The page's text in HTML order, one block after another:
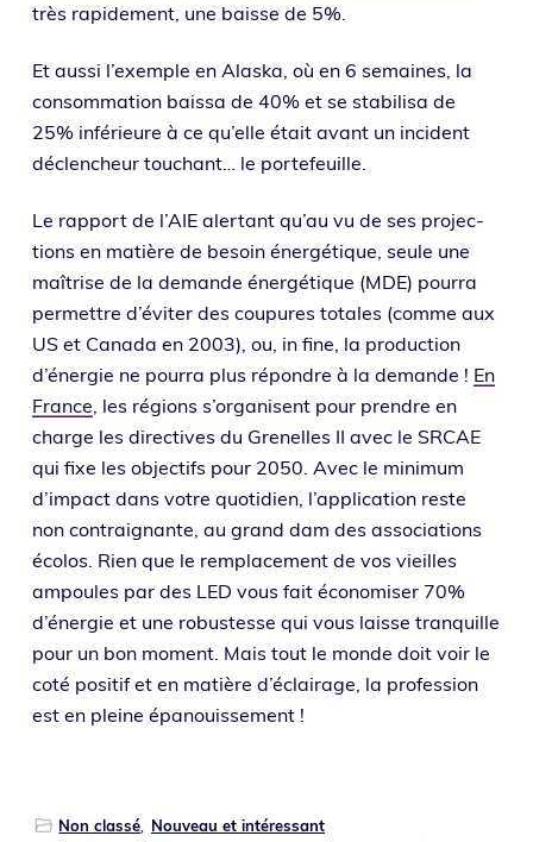
très rapi­de­ment, une baisse de 5%.
Et aus­si l’exemple en Alaska, où en 6 semaines, la
consom­ma­tion bais­sa de 40% et se sta­bi­li­sa de
25% infé­rieure à ce qu’elle était avant un inci­dent
déclen­cheur tou­chant… le portefeuille.
Le rap­port de l’AIE aler­tant qu’au vu de ses pro­jec­
tions en matière de besoin éner­gé­tique, seule une
maî­trise de la demande éner­gé­tique (MDE) pour­ra
per­mettre d’é­vi­ter des cou­pures totales (comme aux
US et Canada en 2003), ou, in fine, la pro­duc­tion
d’éner­gie ne pour­ra plus répondre à la demande ! En
France, les régions s’or­ga­nisent pour prendre en
charge les direc­tives du Grenelles II avec le SRCAE
qui fixe les objec­tifs pour 2050. Avec le mini­mum
d’im­pact dans votre quo­ti­dien, l’ap­pli­ca­tion reste
non contrai­gnante, au grand dam des asso­cia­tions
éco­los. Rien que le rem­pla­ce­ment de vos vieilles
ampoules par des LED vous fait éco­no­mi­ser 70%
d’éner­gie et une robus­tesse qui vous laisse tran­quille
pour un bon moment. Mais tout le monde doit voir le
coté posi­tif et en matière d’é­clai­rage, la pro­fes­sion
est en pleine épanouissement !
Non classé
Nouveau et intéressant